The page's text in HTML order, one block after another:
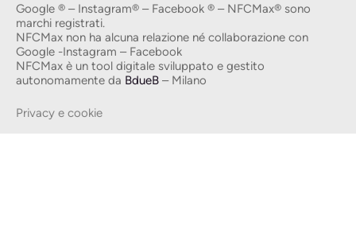
Google ® – Instagram® – Facebook ® – NFCMax® sono
marchi registrati.
NFCMax non ha alcuna relazione né collaborazione con
Google -Instagram – Facebook
NFCMax è un tool digitale sviluppato e gestito
autonomamente da BdueB – Milano
Privacy e cookie